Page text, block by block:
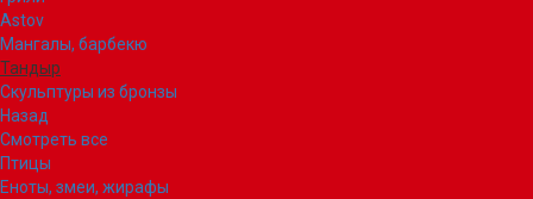
Astov
Мангалы, барбекю
Тандыр
Скульптуры из бронзы
Назад
Смотреть все
Птицы
Еноты, змеи, жирафы